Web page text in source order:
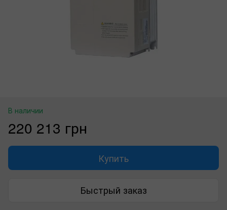
В наличии
220 213 грн
Купить
Быстрый заказ